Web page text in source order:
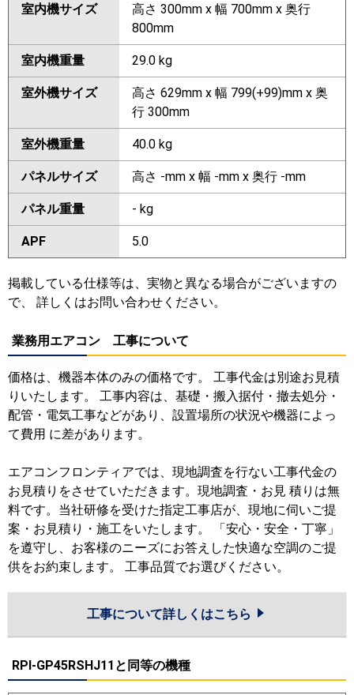
室内機サイズ
高さ 300mm x 幅 700mm x 奥行
800mm
室内機重量 29.0 kg
室外機サイズ
高さ 629mm x 幅 799(+99)mm x 奥
行 300mm
室外機重量 40.0 kg
パネルサイズ 高さ -mm x 幅 -mm x 奥行 -mm
パネル重量 - kg
APF 5.0
掲載している仕様等は、実物と異なる場合がございますの
で、 詳しくはお問い合わせください。
業務用エアコン 工事について
価格は、機器本体のみの価格です。 工事代金は別途お見積
りいたします。 工事内容は、基礎・搬入据付・撤去処分・
配管・電気工事などがあり、設置場所の状況や機器によっ
て費用 に差があります。
エアコンフロンティアでは、現地調査を行ない工事代金の
お見積りをさせていただきます。現地調査・お見 積りは無
料です。当社研修を受けた指定工事店が、現地に伺いご提
案・お見積り・施工をいたします。 「安心・安全・丁寧」
を遵守し、お客様のニーズにお答えした快適な空調のご提
供をお約束します。 工事品質でお選びください。
工事について詳しくはこちら
RPI-GP45RSHJ11と同等の機種